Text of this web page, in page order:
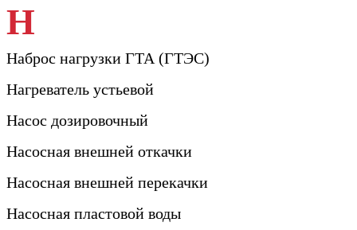
Н
Наброс нагрузки ГТА (ГТЭС)
Нагреватель устьевой
Насос дозировочный
Насосная внешней откачки
Насосная внешней перекачки
Насосная пластовой воды